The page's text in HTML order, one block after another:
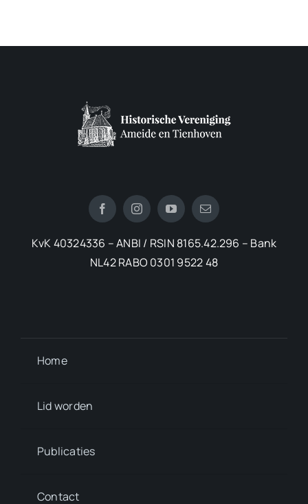
KvK 40324336 – ANBI / RSIN 8165.42.296 – Bank
NL42 RABO 0301 9522 48
Home
Lid worden
Publicaties
Contact